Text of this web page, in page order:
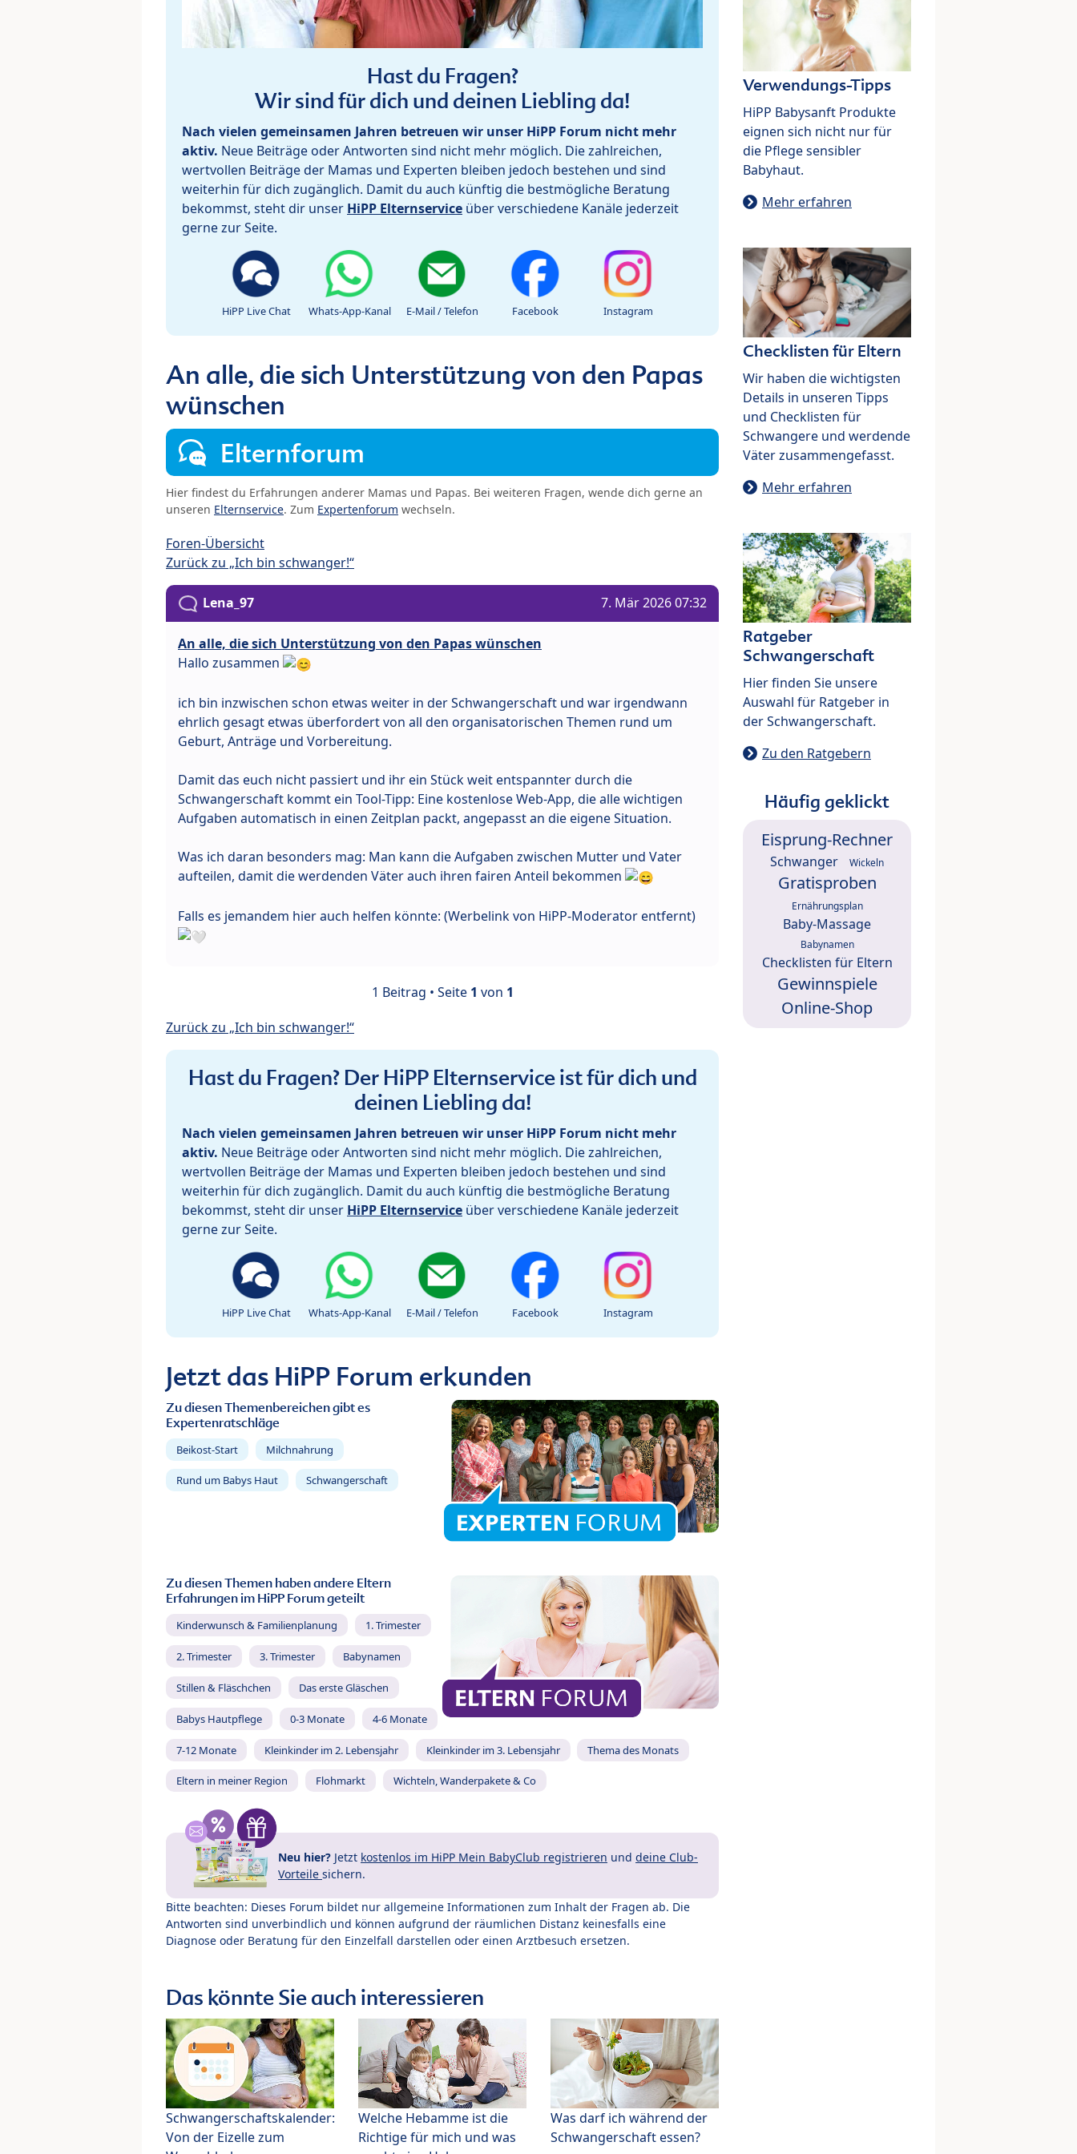
Hast du Fragen?
Wir sind für dich und deinen Liebling da!
Nach vielen gemeinsamen Jahren betreuen wir unser HiPP Forum nicht mehr
aktiv. Neue Beiträge oder Antworten sind nicht mehr möglich. Die zahlreichen,
wertvollen Beiträge der Mamas und Experten bleiben jedoch bestehen und sind
weiterhin für dich zugänglich. Damit du auch künftig die bestmögliche Beratung
bekommst, steht dir unser HiPP Elternservice über verschiedene Kanäle jederzeit
gerne zur Seite.
HiPP Live Chat Whats-App-Kanal E-Mail / Telefon Facebook Instagram
An alle, die sich Unterstützung von den Papas
wünschen
Elternforum
Hier findest du Erfahrungen anderer Mamas und Papas. Bei weiteren Fragen, wende dich gerne an
unseren Elternservice. Zum Expertenforum wechseln.
Foren-Übersicht
Zurück zu „Ich bin schwanger!“
Lena_97 7. Mär 2026 07:32
An alle, die sich Unterstützung von den Papas wünschen
Hallo zusammen
ich bin inzwischen schon etwas weiter in der Schwangerschaft und war irgendwann
ehrlich gesagt etwas überfordert von all den organisatorischen Themen rund um
Geburt, Anträge und Vorbereitung.
Damit das euch nicht passiert und ihr ein Stück weit entspannter durch die
Schwangerschaft kommt ein Tool-Tipp: Eine kostenlose Web-App, die alle wichtigen
Aufgaben automatisch in einen Zeitplan packt, angepasst an die eigene Situation.
Was ich daran besonders mag: Man kann die Aufgaben zwischen Mutter und Vater
aufteilen, damit die werdenden Väter auch ihren fairen Anteil bekommen
Falls es jemandem hier auch helfen könnte: (Werbelink von HiPP-Moderator entfernt)
1 Beitrag • Seite 1 von 1
Zurück zu „Ich bin schwanger!“
Hast du Fragen? Der HiPP Elternservice ist für dich und
deinen Liebling da!
Nach vielen gemeinsamen Jahren betreuen wir unser HiPP Forum nicht mehr
aktiv. Neue Beiträge oder Antworten sind nicht mehr möglich. Die zahlreichen,
wertvollen Beiträge der Mamas und Experten bleiben jedoch bestehen und sind
weiterhin für dich zugänglich. Damit du auch künftig die bestmögliche Beratung
bekommst, steht dir unser HiPP Elternservice über verschiedene Kanäle jederzeit
gerne zur Seite.
HiPP Live Chat Whats-App-Kanal E-Mail / Telefon Facebook Instagram
Jetzt das HiPP Forum erkunden
Zu diesen Themenbereichen gibt es
Expertenratschläge
Beikost-Start Milchnahrung
Rund um Babys Haut Schwangerschaft
Zu diesen Themen haben andere Eltern
Erfahrungen im HiPP Forum geteilt
Kinderwunsch & Familienplanung 1. Trimester
2. Trimester 3. Trimester Babynamen
Stillen & Fläschchen Das erste Gläschen
Babys Hautpflege 0-3 Monate 4-6 Monate
7-12 Monate Kleinkinder im 2. Lebensjahr Kleinkinder im 3. Lebensjahr Thema des Monats
Eltern in meiner Region Flohmarkt Wichteln, Wanderpakete & Co
Neu hier? Jetzt kostenlos im HiPP Mein BabyClub registrieren und deine Club-
Vorteile sichern.
Bitte beachten: Dieses Forum bildet nur allgemeine Informationen zum Inhalt der Fragen ab. Die
Antworten sind unverbindlich und können aufgrund der räumlichen Distanz keinesfalls eine
Diagnose oder Beratung für den Einzelfall darstellen oder einen Arztbesuch ersetzen.
Das könnte Sie auch interessieren
Schwangerschaftskalender:
Von der Eizelle zum
Welche Hebamme ist die
Richtige für mich und was
Was darf ich während der
Schwangerschaft essen?
Verwendungs-Tipps
HiPP Babysanft Produkte
eignen sich nicht nur für
die Pflege sensibler
Babyhaut.
Mehr erfahren
Checklisten für Eltern
Wir haben die wichtigsten
Details in unseren Tipps
und Checklisten für
Schwangere und werdende
Väter zusammengefasst.
Mehr erfahren
Ratgeber
Schwangerschaft
Hier finden Sie unsere
Auswahl für Ratgeber in
der Schwangerschaft.
Zu den Ratgebern
Häufig geklickt
Eisprung-Rechner
Schwanger Wickeln
Gratisproben
Ernährungsplan
Baby-Massage
Babynamen
Checklisten für Eltern
Gewinnspiele
Online-Shop